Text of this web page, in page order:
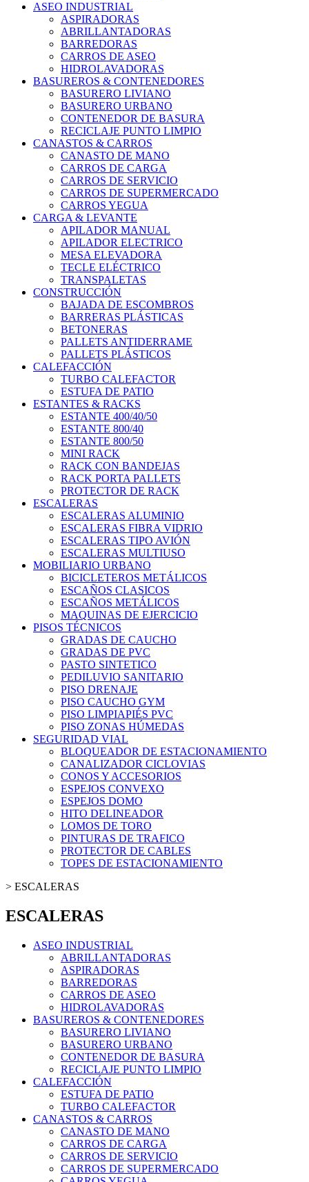
ASEO INDUSTRIAL
ASPIRADORAS
ABRILLANTADORAS
BARREDORAS
CARROS DE ASEO
HIDROLAVADORAS
BASUREROS & CONTENEDORES
BASURERO LIVIANO
BASURERO URBANO
CONTENEDOR DE BASURA
RECICLAJE PUNTO LIMPIO
CANASTOS & CARROS
CANASTO DE MANO
CARROS DE CARGA
CARROS DE SERVICIO
CARROS DE SUPERMERCADO
CARROS YEGUA
CARGA & LEVANTE
APILADOR MANUAL
APILADOR ELECTRICO
MESA ELEVADORA
TECLE ELÉCTRICO
TRANSPALETAS
CONSTRUCCIÓN
BAJADA DE ESCOMBROS
BARRERAS PLÁSTICAS
BETONERAS
PALLETS ANTIDERRAME
PALLETS PLÁSTICOS
CALEFACCIÓN
TURBO CALEFACTOR
ESTUFA DE PATIO
ESTANTES & RACKS
ESTANTE 400/40/50
ESTANTE 800/40
ESTANTE 800/50
MINI RACK
RACK CON BANDEJAS
RACK PORTA PALLETS
PROTECTOR DE RACK
ESCALERAS
ESCALERAS ALUMINIO
ESCALERAS FIBRA VIDRIO
ESCALERAS TIPO AVIÓN
ESCALERAS MULTIUSO
MOBILIARIO URBANO
BICICLETEROS METÁLICOS
ESCAÑOS CLASICOS
ESCAÑOS METÁLICOS
MAQUINAS DE EJERCICIO
PISOS TÉCNICOS
GRADAS DE CAUCHO
GRADAS DE PVC
PASTO SINTETICO
PEDILUVIO SANITARIO
PISO DRENAJE
PISO CAUCHO GYM
PISO LIMPIAPIÉS PVC
PISO ZONAS HÚMEDAS
SEGURIDAD VIAL
BLOQUEADOR DE ESTACIONAMIENTO
CANALIZADOR CICLOVIAS
CONOS Y ACCESORIOS
ESPEJOS CONVEXO
ESPEJOS DOMO
HITO DELINEADOR
LOMOS DE TORO
PINTURAS DE TRAFICO
PROTECTOR DE CABLES
TOPES DE ESTACIONAMIENTO
> ESCALERAS
ESCALERAS
ASEO INDUSTRIAL
ABRILLANTADORAS
ASPIRADORAS
BARREDORAS
CARROS DE ASEO
HIDROLAVADORAS
BASUREROS & CONTENEDORES
BASURERO LIVIANO
BASURERO URBANO
CONTENEDOR DE BASURA
RECICLAJE PUNTO LIMPIO
CALEFACCIÓN
ESTUFA DE PATIO
TURBO CALEFACTOR
CANASTOS & CARROS
CANASTO DE MANO
CARROS DE CARGA
CARROS DE SERVICIO
CARROS DE SUPERMERCADO